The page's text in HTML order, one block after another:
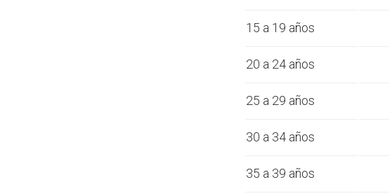
15 a 19 años
20 a 24 años
25 a 29 años
30 a 34 años
35 a 39 años